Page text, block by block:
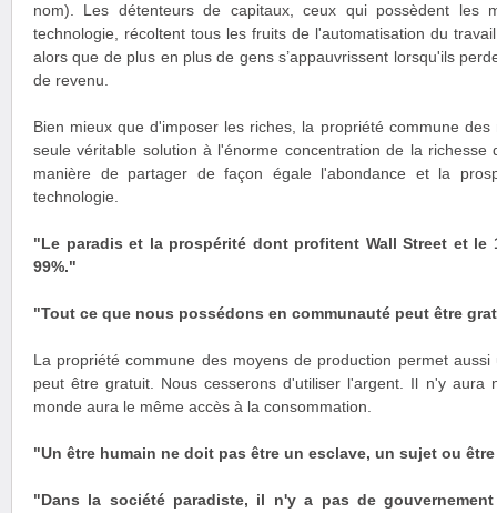
nom). Les détenteurs de capitaux, ceux qui possèdent les
technologie, récoltent tous les fruits de l'automatisation du
alors que de plus en plus de gens s’appauvrissent lorsqu'ils
de revenu.
Bien mieux que d'imposer les riches, la propriété commune
seule véritable solution à l'énorme concentration de la richesse
manière de partager de façon égale l'abondance et la
technologie.
"Le paradis et la prospérité dont profitent Wall Street et le
99%."
"Tout ce que nous possédons en communauté peut être
La propriété commune des moyens de production permet
peut être gratuit. Nous cesserons d'utiliser l'argent. Il n'y aura
monde aura le même accès à la consommation.
"Un être humain ne doit pas être un esclave, un sujet ou
"Dans la société paradiste, il n'y a pas de